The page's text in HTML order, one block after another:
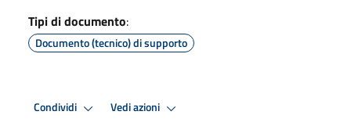
Tipi di documento:
Documento (tecnico) di supporto
Condividi Vedi azioni